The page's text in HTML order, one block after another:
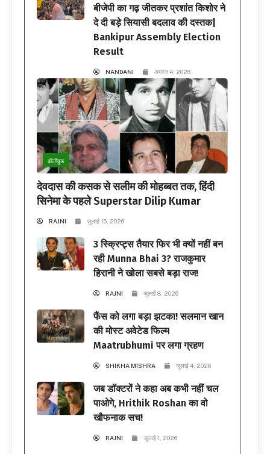
बीजेपी का गढ़ जीतकर प्रशांत किशोर ने
दे दी बड़े सियासी बदलाव की दस्तक|
Bankipur Assembly Election
Result
NANDANI अगस्त 4, 2026
बॉलीवुड
देवदास की कसक से सलीम की मोहब्बत तक, हिंदी
सिनेमा के पहले Superstar Dilip Kumar
RAJNI जुलाई 15, 2026
3 स्क्रिप्ट्स तैयार फिर भी क्यों नहीं बन
रही Munna Bhai 3? राजकुमार
हिरानी ने खोला सबसे बड़ा राज!
RAJNI जुलाई 8, 2026
फैंस को लगा बड़ा झटका! सलमान खान
की मोस्ट अवेटेड फिल्म
Maatrubhumi पर लगा ग्रहण
SHIKHA MISHRA जुलाई 4, 2026
जब डॉक्टरों ने कहा अब कभी नहीं चल
पाओगे, Hrithik Roshan का वो
खौफनाक सच!
RAJNI जुलाई 1, 2026